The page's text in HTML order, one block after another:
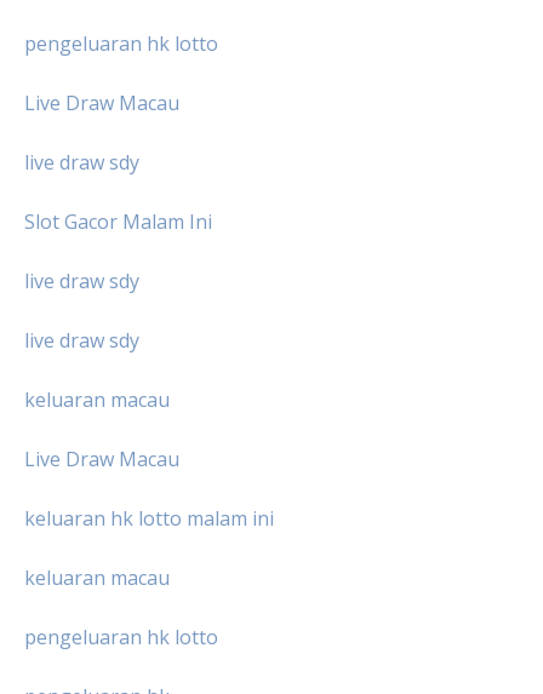
pengeluaran hk lotto
Live Draw Macau
live draw sdy
Slot Gacor Malam Ini
live draw sdy
live draw sdy
keluaran macau
Live Draw Macau
keluaran hk lotto malam ini
keluaran macau
pengeluaran hk lotto